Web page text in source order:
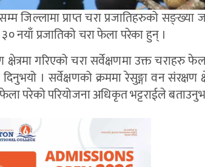
जिल्लामा प्राप्त चरा प्रजातिहरुको
नयाँ प्रजातिको चरा फेला परेका हुन् ।
गरिएको चरा सर्वेक्षणमा उक्त चराहरु
। सर्वेक्षणको क्रममा रेसुङ्गा वन संरक्षण
परेको परियोजना अधिकृत भट्टराईले